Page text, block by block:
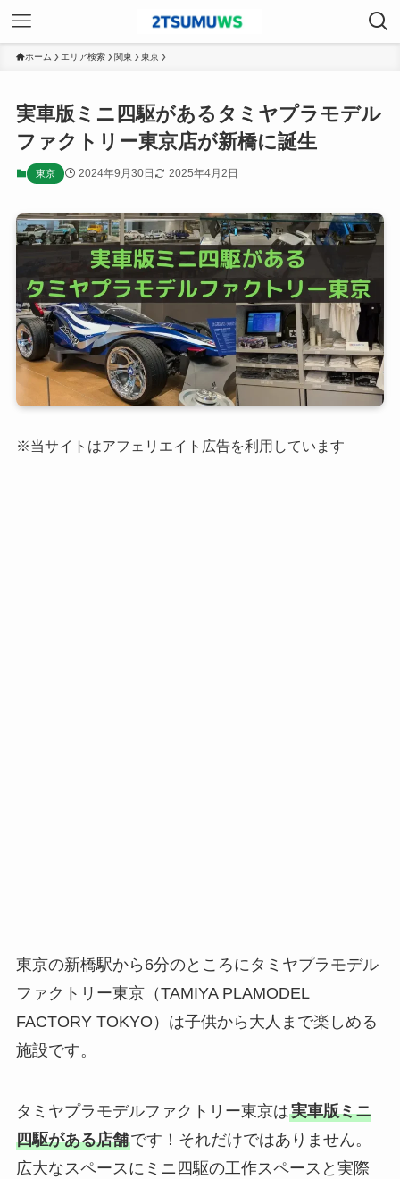
ホーム エリア検索 関東 東京
実車版ミニ四駆があるタミヤプラモデル
ファクトリー東京店が新橋に誕生
東京 2024年9月30日 2025年4月2日
※当サイトはアフェリエイト広告を利用しています
東京の新橋駅から6分のところにタミヤプラモデル
ファクトリー東京（TAMIYA PLAMODEL
FACTORY TOKYO）は子供から大人まで楽しめる
施設です。
タミヤプラモデルファクトリー東京は実車版ミニ
四駆がある店舗です！それだけではありません。
広大なスペースにミニ四駆の工作スペースと実際